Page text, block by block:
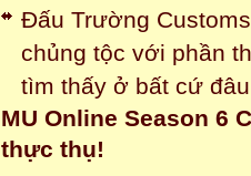
Đấu Trường
chủng tộc với phần
tìm thấy ở bất cứ
MU Online Season 6
thực thụ!